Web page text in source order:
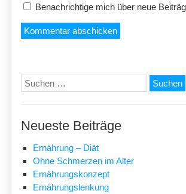
Benachrichtige mich über neue
Suchen
nach:
Neueste Beiträge
Ernährung – Diät
Ohne Schmerzen im Alter
Ernährungskonzept
Ernährungslenkung